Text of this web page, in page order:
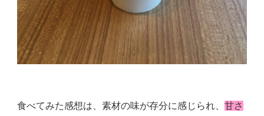
食べてみた感想は、素材の味が存分に感じられ、甘さ